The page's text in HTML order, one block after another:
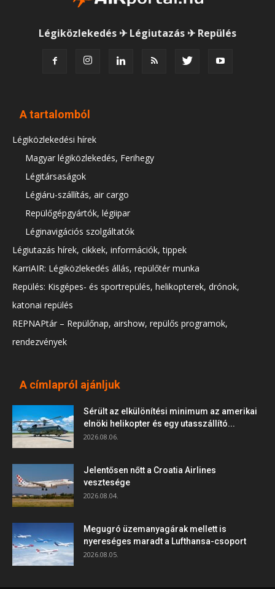
Légiközlekedés ✈ Légiutazás ✈ Repülés
A tartalomból
Légiközlekedési hírek
Magyar légiközlekedés, Ferihegy
Légitársaságok
Légiáru-szállítás, air cargo
Repülőgépgyártók, légiipar
Léginavigációs szolgáltatók
Légiutazás hírek, cikkek, információk, tippek
KarriAIR: Légiközlekedés állás, repülőtér munka
Repülés: Kisgépes- és sportrepülés, helikopterek, drónok,
katonai repülés
REPNAPtár – Repülőnap, airshow, repülős programok,
rendezvények
A címlapról ajánljuk
Sérült az elkülönítési minimum az amerikai
elnöki helikopter és egy utasszállító...
2026.08.06.
Jelentősen nőtt a Croatia Airlines
vesztesége
2026.08.04.
Megugró üzemanyagárak mellett is
nyereséges maradt a Lufthansa-csoport
2026.08.05.